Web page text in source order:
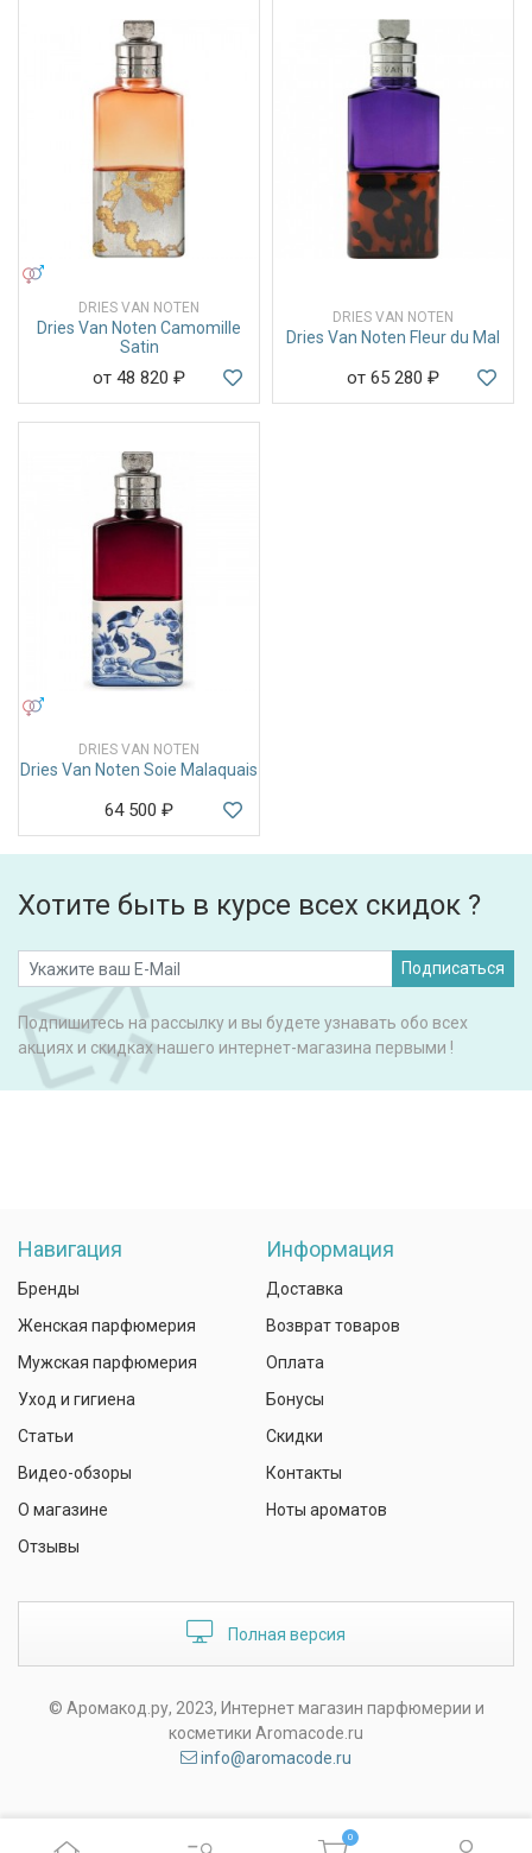
DRIES VAN NOTEN
Dries Van Noten Camomille
Satin
от 48 820 ₽
DRIES VAN NOTEN
Dries Van Noten Fleur du Mal
от 65 280 ₽
DRIES VAN NOTEN
Dries Van Noten Soie Malaquais
64 500 ₽
Хотите быть в курсе всех скидок ?
Подписаться
Подпишитесь на рассылку и вы будете узнавать обо всех
акциях и скидках нашего интернет-магазина первыми !
Навигация
Бренды
Женская парфюмерия
Мужская парфюмерия
Уход и гигиена
Статьи
Видео-обзоры
О магазине
Отзывы
Информация
Доставка
Возврат товаров
Оплата
Бонусы
Скидки
Контакты
Ноты ароматов
Полная версия
© Аромакод.ру, 2023, Интернет магазин парфюмерии и
косметики Aromacode.ru
info@aromacode.ru
0